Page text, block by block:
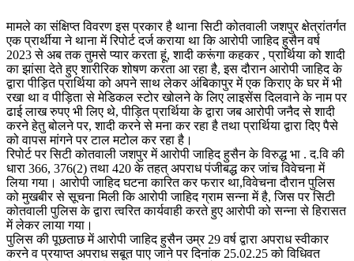
मामले का संक्षिप्त विवरण इस प्रकार है थाना सिटी कोतवाली जशपुर क्षेत्रांतर्गत
एक प्रार्थीया ने थाना में रिपोर्ट दर्ज कराया था कि आरोपी जाहिद हुसैन वर्ष
2023 से अब तक तुमसे प्यार करता हूं, शादी करूंगा कहकर , प्रार्थिया को शादी
का झांसा देते हुए शारीरिक शोषण करता आ रहा है, इस दौरान आरोपी जाहिद के
द्वारा पीड़ित प्रार्थिया को अपने साथ लेकर अंबिकापुर में एक किराए के घर में भी
रखा था व पीड़िता से मेडिकल स्टोर खोलने के लिए लाइसेंस दिलवाने के नाम पर
ढाई लाख रुपए भी लिए थे, पीड़ित प्रार्थिया के द्वारा जब आरोपी जनैद से शादी
करने हेतु बोलने पर, शादी करने से मना कर रहा है तथा प्रार्थिया द्वारा दिए पैसे
को वापस मांगने पर टाल मटोल कर रहा है।
रिपोर्ट पर सिटी कोतवाली जशपुर में आरोपी जाहिद हुसैन के विरुद्ध भा . द.वि की
धारा 366, 376(2) तथा 420 के तहत् अपराध पंजीबद्ध कर जांच विवेचना में
लिया गया। आरोपी जाहिद घटना कारित कर फरार था,विवेचना दौरान पुलिस
को मुखबीर से सूचना मिली कि आरोपी जाहिद ग्राम सन्ना में है, जिस पर सिटी
कोतवाली पुलिस के द्वारा त्वरित कार्यवाही करते हुए आरोपी को सन्ना से हिरासत
में लेकर लाया गया।
पुलिस की पूछताछ में आरोपी जाहिद हुसैन उम्र 29 वर्ष द्वारा अपराध स्वीकार
करने व प्रयाप्त अपराध सबूत पाए जाने पर दिनांक 25.02.25 को विधिवत